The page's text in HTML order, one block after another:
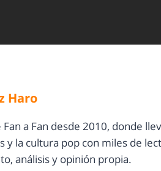
Haro
a Fan desde 2010, donde
y la cultura pop con miles de
análisis y opinión propia.